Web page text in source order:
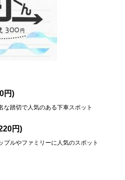
円)
踏切で人気のある下車スポット
円)
ルやファミリーに人気のスポット